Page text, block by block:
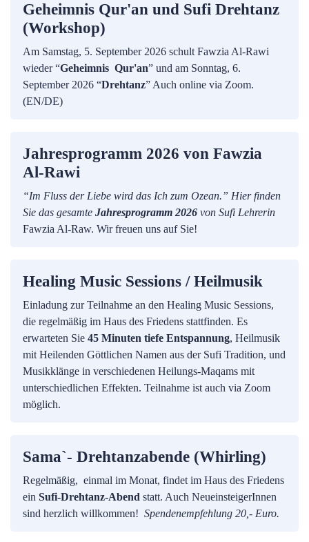
Geheimnis Qur'an und Sufi Drehtanz
(Workshop)
Am Samstag, 5. September 2026 schult Fawzia Al-Rawi
wieder “Geheimnis Qur'an” und am Sonntag, 6.
September 2026 “Drehtanz” Auch online via Zoom.
(EN/DE)
Jahresprogramm 2026 von Fawzia
Al-Rawi
“Im Fluss der Liebe wird das Ich zum Ozean.” Hier finden
Sie das gesamte Jahresprogramm 2026 von Sufi Lehrerin
Fawzia Al-Raw. Wir freuen uns auf Sie!
Healing Music Sessions / Heilmusik
Einladung zur Teilnahme an den Healing Music Sessions,
die regelmäßig im Haus des Friedens stattfinden. Es
erwarteten Sie 45 Minuten tiefe Entspannung, Heilmusik
mit Heilenden Göttlichen Namen aus der Sufi Tradition, und
Musikklänge in verschiedenen Heilungs-Maqams mit
unterschiedlichen Effekten. Teilnahme ist auch via Zoom
möglich.
Sama`- Drehtanzabende (Whirling)
Regelmäßig, einmal im Monat, findet im Haus des Friedens
ein Sufi-Drehtanz-Abend statt. Auch NeueinsteigerInnen
sind herzlich willkommen! Spendenempfehlung 20,- Euro.